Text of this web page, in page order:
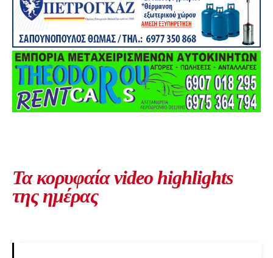
Τα κορυφαία video highlights
της ημέρας